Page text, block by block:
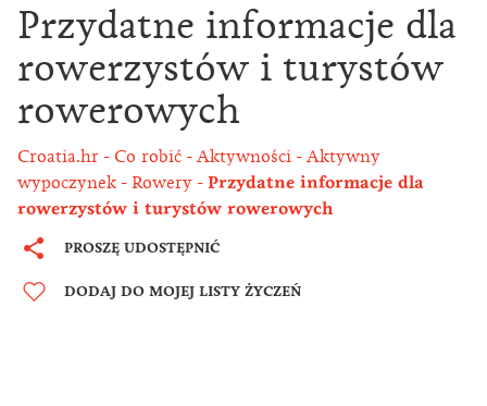
Przydatne informacje dla
rowerzystów i turystów
rowerowych
Croatia.hr Co robić Aktywności
Aktywny
wypoczynek
Rowery
Przydatne informacje dla
rowerzystów i turystów rowerowych
PROSZĘ UDOSTĘPNIĆ
DODAJ DO MOJEJ LISTY ŻYCZEŃ